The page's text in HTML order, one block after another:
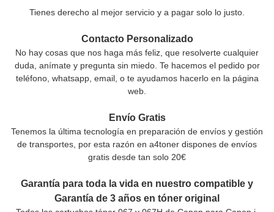
Tienes derecho al mejor servicio y a pagar solo lo justo.
Contacto Personalizado
No hay cosas que nos haga más feliz, que resolverte cualquier
duda, anímate y pregunta sin miedo. Te hacemos el pedido por
teléfono, whatsapp, email, o te ayudamos hacerlo en la página
web.
Envío Gratis
Tenemos la última tecnología en preparación de envíos y gestión
de transportes, por esta razón en a4toner dispones de envíos
gratis desde tan solo 20€
Garantía para toda la vida en nuestro compatible y
Garantía de 3 años en tóner original